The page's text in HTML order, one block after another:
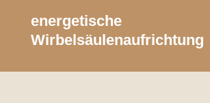
energetische
Wirbelsäulenaufrichtung